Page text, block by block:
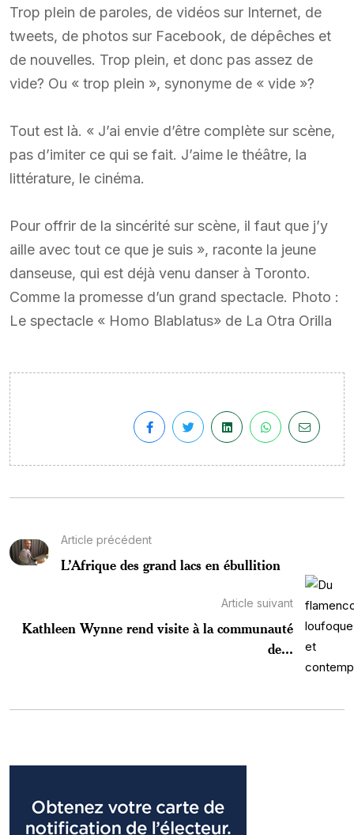
Trop plein de paroles, de vidéos sur Internet, de
tweets, de photos sur Facebook, de dépêches et
de nouvelles. Trop plein, et donc pas assez de
vide? Ou « trop plein », synonyme de « vide »?
Tout est là. « J’ai envie d’être complète sur scène,
pas d’imiter ce qui se fait. J’aime le théâtre, la
littérature, le cinéma.
Pour offrir de la sincérité sur scène, il faut que j’y
aille avec tout ce que je suis », raconte la jeune
danseuse, qui est déjà venu danser à Toronto.
Comme la promesse d’un grand spectacle. Photo :
Le spectacle « Homo Blablatus» de La Otra Orilla
Article précédent
L’Afrique des grand lacs en ébullition
Article suivant
Kathleen Wynne rend visite à la communauté
de...